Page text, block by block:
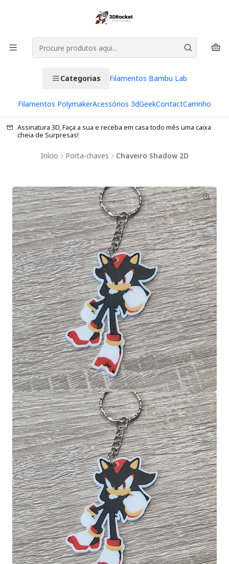
Categorias Filamentos Bambu Lab
Filamentos PolymakerAcessórios 3dGeekContactCarrinho
Assinatura 3D, Faça a sua e receba em casa todo mês uma caixa
cheia de Surpresas!
Início Porta-chaves Chaveiro Shadow 2D